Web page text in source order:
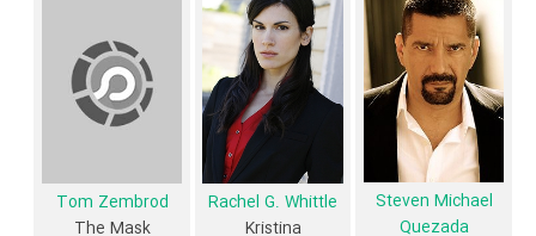
توانسته‌اند در این زمینه موفق باشند و بازی‌های درخشانی را نمایش دهند؟
از دیگر بازیگران فیلم The Night Before می‌توان به
Chip Llorensدر نقش
Captain Taft،Ainslee Waterston در نقش Young Girl و
Cliff
McClellandدر نقش Forensics Photographer اشاره کرد.
داستان فیلم The Night Before
Steven Michael
Quezada
Rachel G. Whittle
Kristina
Tom Zembrod
The Mask